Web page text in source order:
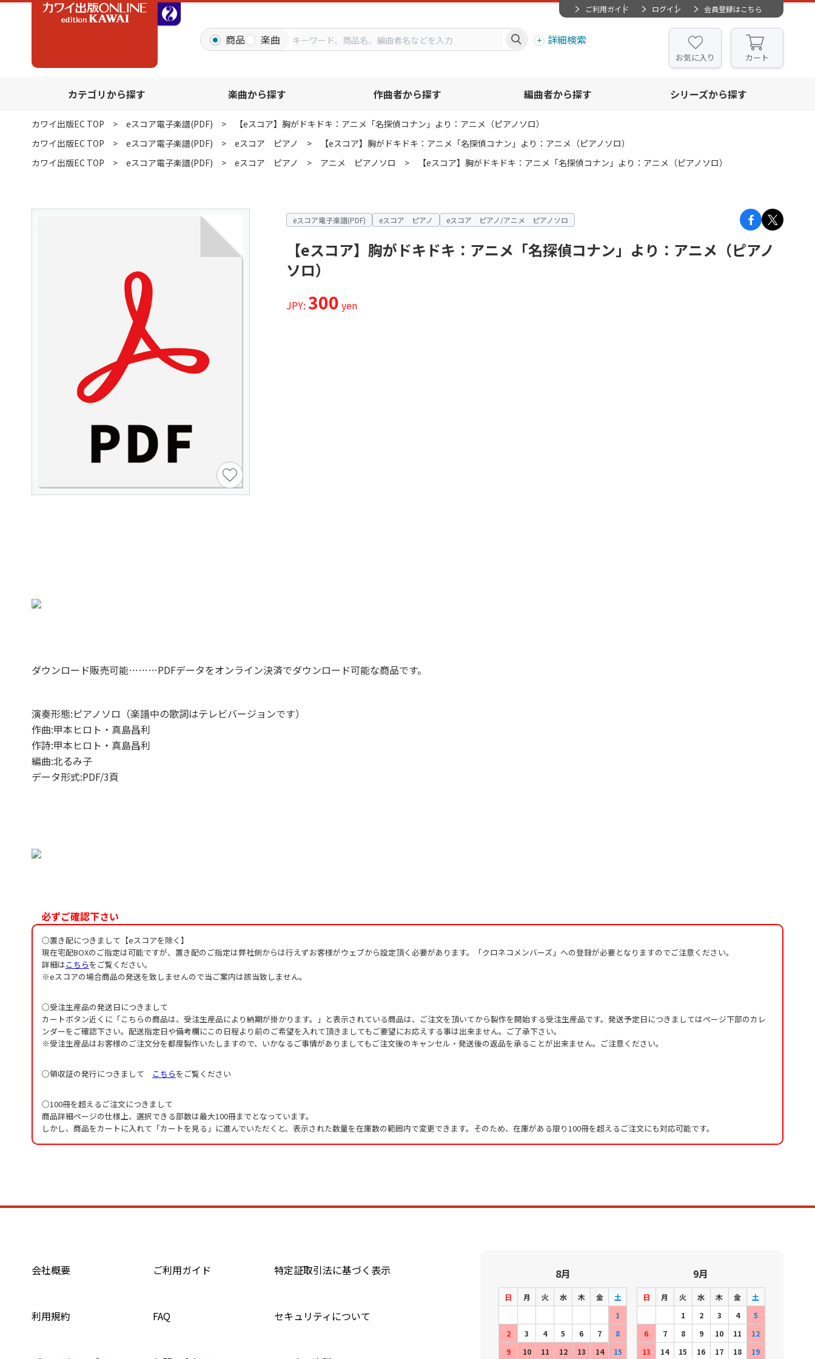
ご利用ガイド ログイン 会員登録はこちら
商品 楽曲 詳細検索
お気に入り カート
カテゴリから探す 楽曲から探す 作曲者から探す 編曲者から探す シリーズから探す
カワイ出版EC TOP eスコア電子楽譜(PDF)
【eスコア】胸がドキドキ：アニメ「名探偵コナン」より：アニメ（ピアノソロ）
カワイ出版EC TOP
eスコア電子楽譜(PDF) eスコア ピアノ
【eスコア】胸がドキドキ：アニメ「名探偵コナン」より：アニメ（ピアノソロ）
カワイ出版EC TOP
eスコア電子楽譜(PDF) eスコア ピアノ アニメ ピアノソロ 【eスコア】胸がドキドキ：アニメ「名探偵コナン」より：アニメ（ピアノソロ）
eスコア電子楽譜(PDF) eスコア ピアノ eスコア ピアノ/アニメ ピアノソロ
【eスコア】胸がドキドキ：アニメ「名探偵コナン」より：アニメ（ピアノ
ソロ）
JPY: 300 yen
ダウンロード販売可能………PDFデータをオンライン決済でダウンロード可能な商品です。
演奏形態:ピアノソロ（楽譜中の歌詞はテレビバージョンです）
作曲:甲本ヒロト・真島昌利
作詩:甲本ヒロト・真島昌利
編曲:北るみ子
データ形式:PDF/3頁
必ずご確認下さい
○置き配につきまして【eスコアを除く】
現在宅配BOXのご指定は可能ですが、置き配のご指定は弊社側からは行えずお客様がウェブから設定頂く必要があります。「クロネコメンバーズ」への登録が必要となりますのでご注意ください。
詳細はこちらをご覧ください。
※eスコアの場合商品の発送を致しませんので当ご案内は該当致しません。
○受注生産品の発送日につきまして
カートボタン近くに「こちらの商品は、受注生産品により納期が掛かります。」と表示されている商品は、ご注文を頂いてから製作を開始する受注生産品です。発送予定日につきましてはページ下部のカレ
ンダーをご確認下さい。配送指定日や備考欄にこの日程より前のご希望を入れて頂きましてもご要望にお応えする事は出来ません。ご了承下さい。
※受注生産品はお客様のご注文分を都度製作いたしますので、いかなるご事情がありましてもご注文後のキャンセル・発送後の返品を承ることが出来ません。ご注意ください。
○領収証の発行につきまして こちらをご覧ください
○100冊を超えるご注文につきまして
商品詳細ページの仕様上、選択できる部数は最大100冊までとなっています。
しかし、商品をカートに入れて「カートを見る」に進んでいただくと、表示された数量を在庫数の範囲内で変更できます。そのため、在庫がある限り100冊を超えるご注文にも対応可能です。
会社概要 ご利用ガイド 特定証取引法に基づく表示
利用規約 FAQ セキュリティについて
8月
日 月 火 水 木 金
土
1
2
3 4 5 6 7
8
9
10 11 12 13 14 15
9月
日 月 火 水 木 金
土
1
2 3 4
5
6
7 8 9 10 11
12
13
14 15 16 17 18 19